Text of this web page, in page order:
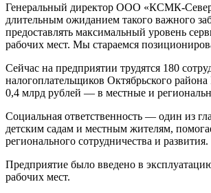
Генеральный директор ООО «КСМК-Север»
длительным ожиданием такого важного
предоставлять максимальный уровень
рабочих мест. Мы стараемся
Сейчас на предприятии трудятся 180
налогоплательщиков Октябрьского
0,4 млрд рублей — в местные и
Социальная ответственность — один из
детским садам и местным жителям,
регионального сотрудничества и развития.
Предприятие было введено в
рабочих мест.